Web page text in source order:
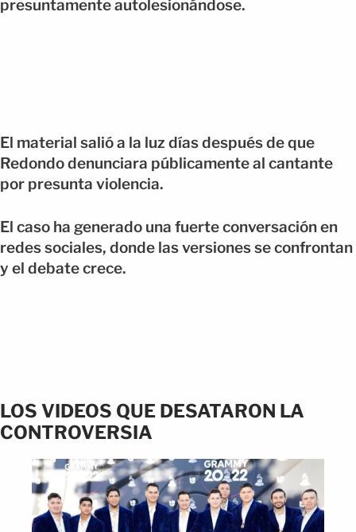
presuntamente autolesionándose.
El material salió a la luz días después de que
Redondo denunciara públicamente al cantante
por presunta violencia.
El caso ha generado una fuerte conversación en
redes sociales, donde las versiones se confrontan
y el debate crece.
LOS VIDEOS QUE DESATARON LA
CONTROVERSIA